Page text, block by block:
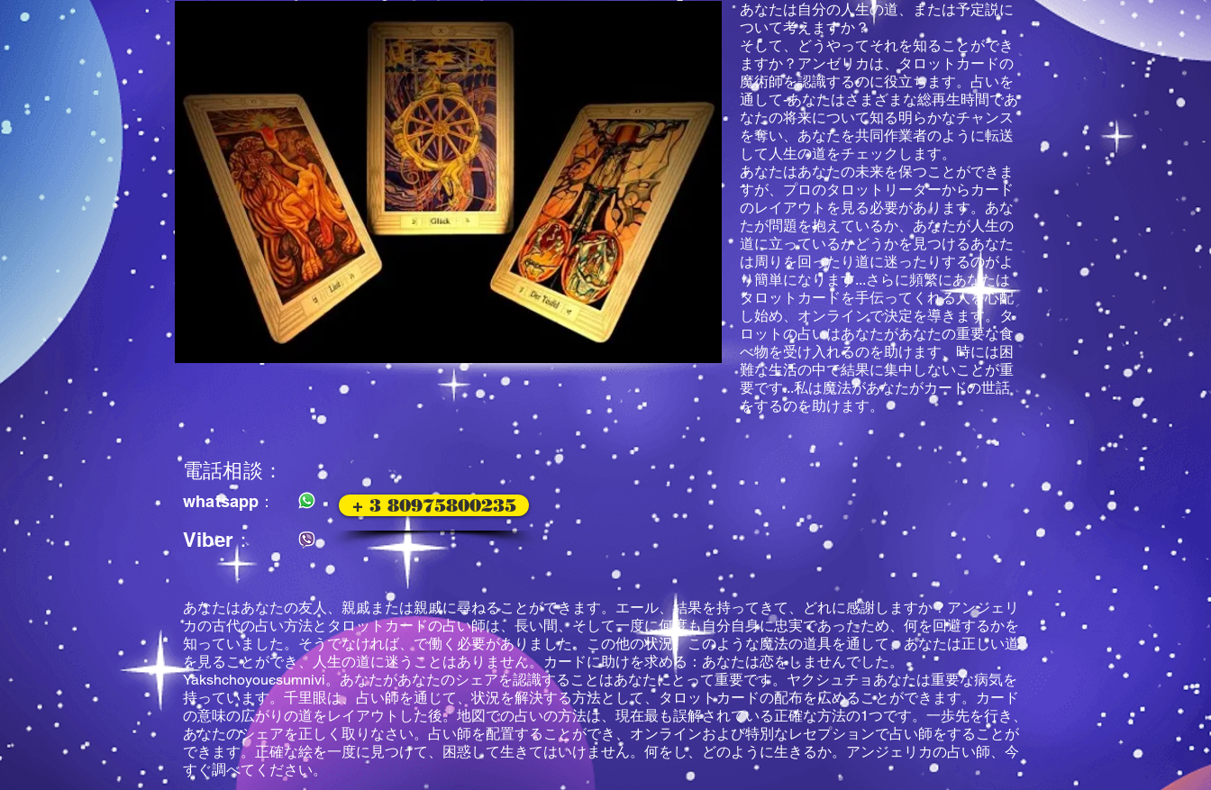
あなたは自分の人生の道、または予定説に
ついて考えますか？
そして、どうやってそれを知ることができ
ますか？アンゼリカは、タロットカードの
魔術師を認識するのに役立ちます。占いを
通して-あなたはさまざまな総再生時間であ
なたの将来について知る明らかなチャンス
を奪い、あなたを共同作業者のように転送
して人生の道をチェックします。
あなたはあなたの未来を保つことができま
すが、プロのタロットリーダーからカード
のレイアウトを見る必要があります。あな
たが問題を抱えているか、あなたが人生の
道に立っているかどうかを見つけるあなた
は周りを回ったり道に迷ったりするのがよ
り簡単になります...さらに頻繁にあなたは
タロットカードを手伝ってくれる人を心配
し始め、オンラインで決定を導きます。タ
ロットの占いはあなたがあなたの重要な食
べ物を受け入れるのを助けます、時には困
難な生活の中で結果に集中しないことが重
要です...私は魔法があなたがカードの世話
をするのを助けます。
電話相談：
whatsapp：
Viber：
+ 3 80975800235
あなたはあなたの友人、親戚または親戚に尋ねることができます。エール、結果を持ってきて、どれに感謝しますか？アンジェリ
カの古代の占い方法とタロットカードの占い師は、長い間、そして一度に何度も自分自身に忠実であったため、何を回避するかを
知っていました。そうでなければ、で働く必要がありました。この他の状況。このような魔法の道具を通して、あなたは正しい道
を見ることができ、人生の道に迷うことはありません。カードに助けを求める：あなたは恋をしませんでした。
Yakshchoyouєsumnіvi。あなたがあなたのシェアを認識することはあなたにとって重要です。ヤクシュチョあなたは重要な病気を
持っています。千里眼は、占い師を通じて、状況を解決する方法として、タロットカードの配布を広めることができます。カード
の意味の広がりの道をレイアウトした後。地図での占いの方法は、現在最も誤解されている正確な方法の1つです。一歩先を行き、
あなたのシェアを正しく取りなさい。占い師を配置することができ、オンラインおよび特別なレセプションで占い師をすることが
できます。正確な絵を一度に見つけて、困惑して生きてはいけません。何をし、どのように生きるか。アンジェリカの占い師、今
すぐ調べてください。